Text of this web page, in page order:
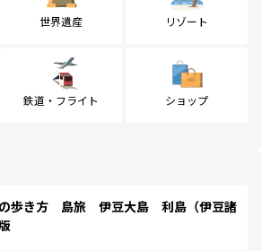
世界遺産 リゾート
鉄道・フライト ショップ
歩き方 島旅 伊豆大島 利島（伊豆諸